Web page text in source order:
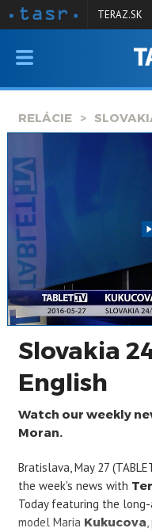
VYSIELANIE
SPRAVODAJSTVO
KONTAKT
ARCHÍV
TERAZ.SK
RELÁCIE
Slovakia
English
Watch our weekly
Moran.
Bratislava, May 27
the week's news with
Today featuring the
model Maria Kukucova